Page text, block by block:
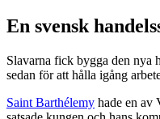
En svensk
Slavarna fick bygga den nya
sedan för att hålla igång
Saint Barthélemy hade en av